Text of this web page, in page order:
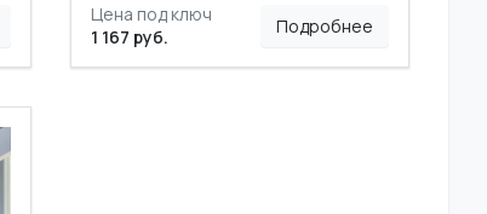
Цена под ключ
1 167 руб.
Подробнее